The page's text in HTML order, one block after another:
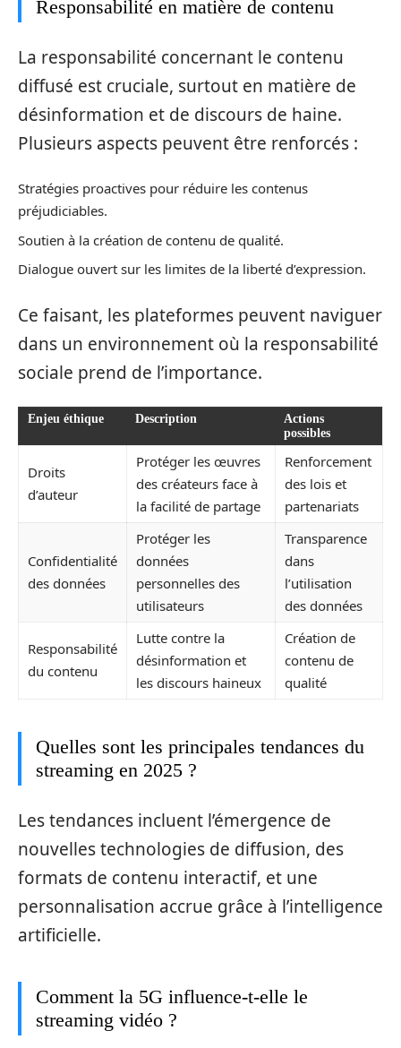
Responsabilité en matière de contenu
La responsabilité concernant le contenu
diffusé est cruciale, surtout en matière de
désinformation et de discours de haine.
Plusieurs aspects peuvent être renforcés :
Stratégies proactives pour réduire les contenus
préjudiciables.
Soutien à la création de contenu de qualité.
Dialogue ouvert sur les limites de la liberté d’expression.
Ce faisant, les plateformes peuvent naviguer
dans un environnement où la responsabilité
sociale prend de l’importance.
Enjeu éthique Description
Actions
possibles
Droits
d’auteur
Protéger les œuvres
des créateurs face à
la facilité de partage
Renforcement
des lois et
partenariats
Confidentialité
des données
Protéger les
données
personnelles des
utilisateurs
Transparence
dans
l’utilisation
des données
Responsabilité
du contenu
Lutte contre la
désinformation et
les discours haineux
Création de
contenu de
qualité
Quelles sont les principales tendances du
streaming en 2025 ?
Les tendances incluent l’émergence de
nouvelles technologies de diffusion, des
formats de contenu interactif, et une
personnalisation accrue grâce à l’intelligence
artificielle.
Comment la 5G influence-t-elle le
streaming vidéo ?